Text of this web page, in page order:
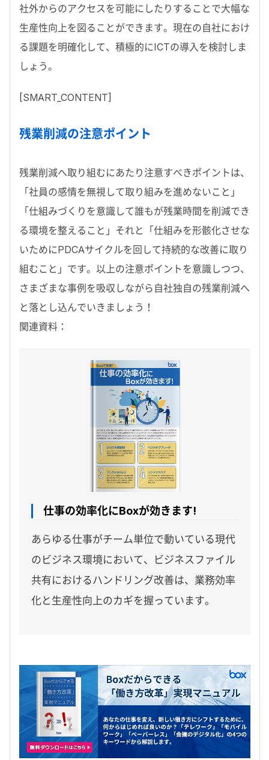
社外からのアクセスを可能にしたりすることで大幅な
生産性向上を図ることができます。現在の自社におけ
る課題を明確化して、積極的にICTの導入を検討しま
しょう。
[SMART_CONTENT]
残業削減の注意ポイント
残業削減へ取り組むにあたり注意すべきポイントは、
「社員の感情を無視して取り組みを進めないこと」
「仕組みづくりを意識して誰もが残業時間を削減でき
る環境を整えること」それと「仕組みを形骸化させな
いためにPDCAサイクルを回して持続的な改善に取り
組むこと」です。以上の注意ポイントを意識しつつ、
さまざまな事例を吸収しながら自社独自の残業削減へ
と落とし込んでいきましょう！
関連資料：
仕事の効率化にBoxが効きます!
あらゆる仕事がチーム単位で動いている現代
のビジネス環境において、ビジネスファイル
共有におけるハンドリング改善は、業務効率
化と生産性向上のカギを握っています。